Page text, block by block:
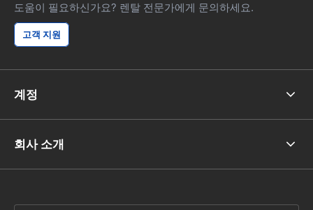
도움이 필요하신가요? 렌탈 전문가에게 문의하세요.
고객 지원
계정
회사 소개